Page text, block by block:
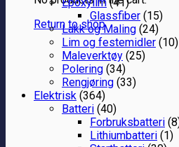
Return to shop
Glassfiber (15)
Lakk og Maling (24)
Lim og festemidler (10)
Maleverktøy (25)
Polering (34)
Rengjøring (33)
Elektrisk (364)
Batteri (40)
Forbruksbatteri
Lithiumbatteri (1)